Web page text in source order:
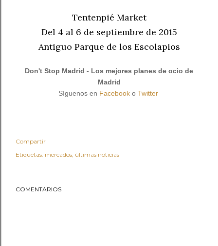
Tentenpié Market
Del 4 al 6 de septiembre de 2015
Antiguo Parque de los Escolapios
Don't Stop Madrid - Los mejores planes de ocio de
Madrid
Síguenos en Facebooko Twitter
Compartir
Etiquetas: mercados últimas noticias
COMENTARIOS